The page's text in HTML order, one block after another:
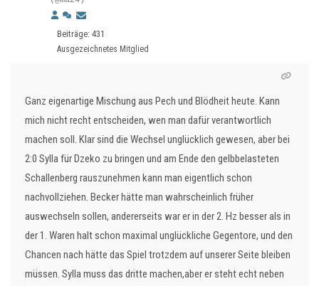
Beiträge: 431
Ausgezeichnetes Mitglied
Ganz eigenartige Mischung aus Pech und Blödheit heute. Kann
mich nicht recht entscheiden, wen man dafür verantwortlich
machen soll. Klar sind die Wechsel unglücklich gewesen, aber bei
2:0 Sylla für Dzeko zu bringen und am Ende den gelbbelasteten
Schallenberg rauszunehmen kann man eigentlich schon
nachvollziehen. Becker hätte man wahrscheinlich früher
auswechseln sollen, andererseits war er in der 2. Hz besser als in
der 1. Waren halt schon maximal unglückliche Gegentore, und den
Chancen nach hätte das Spiel trotzdem auf unserer Seite bleiben
müssen. Sylla muss das dritte machen,aber er steht echt neben